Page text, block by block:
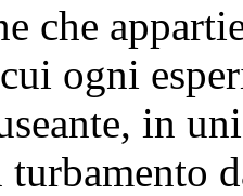
che
ogni
in